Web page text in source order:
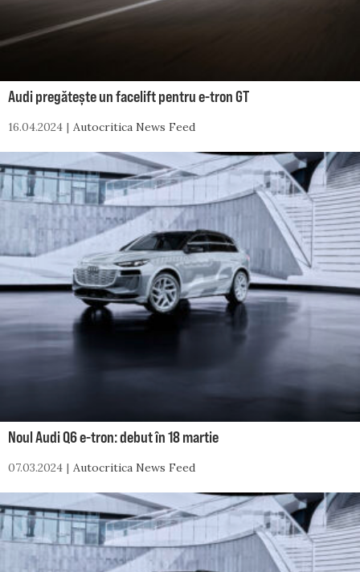
Audi pregătește un facelift pentru e-tron GT
16.04.2024 Autocritica News Feed
Noul Audi Q6 e-tron: debut în 18 martie
07.03.2024 Autocritica News Feed